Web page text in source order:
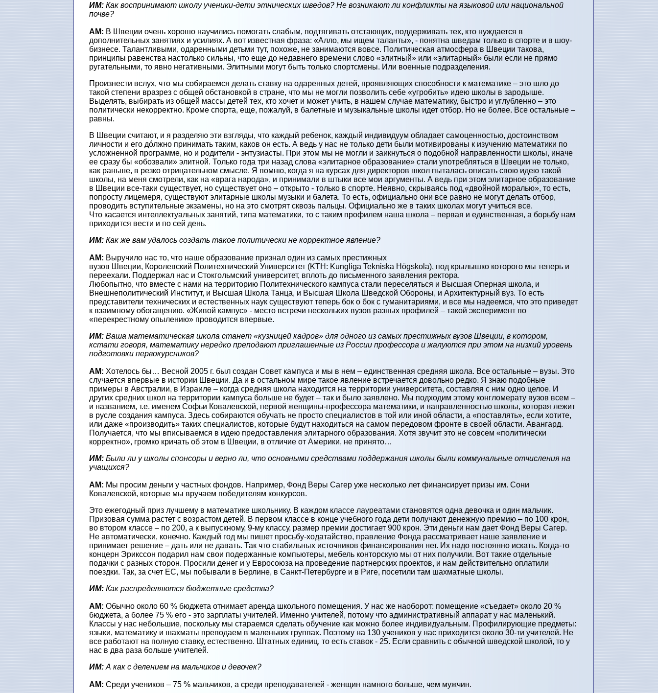
ИМ: Как воспринимают школу ученики-дети этнических шведов? Не возникают ли конфликты на языковой или национальной
почве?
АМ: В Швеции очень хорошо научились помогать слабым, подтягивать отстающих, поддерживать тех, кто нуждается в
дополнительных занятиях и усилиях. А вот известная фраза: «Алло, мы ищем таланты», - понятна шведам только в спорте и в шоу-
бизнесе. Талантливыми, одаренными детьми тут, похоже, не занимаются вовсе. Политическая атмосфера в Швеции такова,
принципы равенства настолько сильны, что еще до недавнего времени слово «элитный» или «элитарный» были если не прямо
ругательными, то явно негативными. Элитными могут быть только спортсмены. Или военные подразделения.
Произнести вслух, что мы собираемся делать ставку на одаренных детей, проявляющих способности к математике – это шло до
такой степени вразрез с общей обстановкой в стране, что мы не могли позволить себе «угробить» идею школы в зародыше.
Выделять, выбирать из общей массы детей тех, кто хочет и может учить, в нашем случае математику, быстро и углубленно – это
политически некорректно. Кроме спорта, еще, пожалуй, в балетные и музыкальные школы идет отбор. Но не более. Все остальные –
равны.
В Швеции считают, и я разделяю эти взгляды, что каждый ребенок, каждый индивидуум обладает самоценностью, достоинством
личности и его дóлжно принимать таким, каков он есть. А ведь у нас не только дети были мотивированы к изучению математики по
усложненной программе, но и родители - энтузиасты. При этом мы не могли и заикнуться о подобной направленности школы, иначе
ее сразу бы «обозвали» элитной. Только года три назад слова «элитарное образование» стали употребляться в Швеции не только,
как раньше, в резко отрицательном смысле. Я помню, когда я на курсах для директоров школ пыталась описать свою идею такой
школы, на меня смотрели, как на «врага народа», и принимали в штыки все мои аргументы. А ведь при этом элитарное образование
в Швеции все-таки существует, но существует оно – открыто - только в спорте. Неявно, скрываясь под «двойной моралью», то есть,
попросту лицемеря, существуют элитарные школы музыки и балета. То есть, официально они все равно не могут делать отбор,
проводить вступительные экзамены, но на это смотрят сквозь пальцы. Официально же в таких школах могут учиться все.
Что касается интеллектуальных занятий, типа математики, то с таким профилем наша школа – первая и единственная, а борьбу нам
приходится вести и по сей день.
ИМ: Как же вам удалось создать такое политически не корректное явление?
АМ: Выручило нас то, что наше образование признал один из самых престижных
вузов Швеции, Королевский Политехнический Университет (KTH: Kungliga Tekniska Högskola), под крылышко которого мы теперь и
переехали. Поддержал нас и Стокгольмский университет, вплоть до письменного заявления ректора.
Любопытно, что вместе с нами на территорию Политехнического кампуса стали переселяться и Высшая Оперная школа, и
Внешнеполитический Институт, и Высшая Школа Танца, и Высшая Школа Шведской Обороны, и Архитектурный вуз. То есть
представители технических и естественных наук существуют теперь бок о бок с гуманитариями, и все мы надеемся, что это приведет
к взаимному обогащению. «Живой кампус» - место встречи нескольких вузов разных профилей – такой эксперимент по
«перекрестному опылению» проводится впервые.
ИМ: Ваша математическая школа станет «кузницей кадров» для одного из самых престижных вузов Швеции, в котором,
кстати говоря, математику нередко преподают приглашенные из России профессора и жалуются при этом на низкий уровень
подготовки первокурсников?
АМ: Хотелось бы… Весной 2005 г. был создан Совет кампуса и мы в нем – единственная средняя школа. Все остальные – вузы. Это
случается впервые в истории Швеции. Да и в остальном мире такое явление встречается довольно редко. Я знаю подобные
примеры в Австралии, в Израиле – когда средняя школа находится на территории университета, составляя с ним одно целое. И
других средних школ на территории кампуса больше не будет – так и было заявлено. Мы подходим этому конгломерату вузов всем –
и названием, т.е. именем Софьи Ковалевской, первой женщины-профессора математики, и направленностью школы, которая лежит
в русле создания кампуса. Здесь собираются обучать не просто специалистов в той или иной области, а «поставлять», если хотите,
или даже «производить» таких специалистов, которые будут находиться на самом передовом фронте в своей области. Авангард.
Получается, что мы вписываемся в идею предоставления элитарного образования. Хотя звучит это не совсем «политически
корректно», громко кричать об этом в Швеции, в отличие от Америки, не принято…
ИМ: Были ли у школы спонсоры и верно ли, что основными средствами поддержания школы были коммунальные отчисления на
учащихся?
АМ: Мы просим деньги у частных фондов. Например, Фонд Веры Сагер уже несколько лет финансирует призы им. Сони
Ковалевской, которые мы вручаем победителям конкурсов.
Это ежегодный приз лучшему в математике школьнику. В каждом классе лауреатами становятся одна девочка и один мальчик.
Призовая сумма растет с возрастом детей. В первом классе в конце учебного года дети получают денежную премию – по 100 крон,
во втором классе – по 200, а к выпускному, 9-му классу, размер премии достигает 900 крон. Эти деньги нам дает Фонд Веры Сагер.
Не автоматически, конечно. Каждый год мы пишет просьбу-ходатайство, правление Фонда рассматривает наше заявление и
принимает решение – дать или не давать. Так что стабильных источников финансирования нет. Их надо постоянно искать. Когда-то
концерн Эрикссон подарил нам свои подержанные компьютеры, мебель конторскую мы от них получили. Вот такие отдельные
подачки с разных сторон. Просили денег и у Евросоюза на проведение партнерских проектов, и нам действительно оплатили
поездки. Так, за счет ЕС, мы побывали в Берлине, в Санкт-Петербурге и в Риге, посетили там шахматные школы.
ИМ: Как распределяются бюджетные средства?
АМ: Обычно около 60 % бюджета отнимает аренда школьного помещения. У нас же наоборот: помещение «съедает» около 20 %
бюджета, а более 75 % его - это зарплаты учителей. Именно учителей, потому что административный аппарат у нас маленький.
Классы у нас небольшие, поскольку мы стараемся сделать обучение как можно более индивидуальным. Профилирующие предметы:
языки, математику и шахматы преподаем в маленьких группах. Поэтому на 130 учеников у нас приходится около 30-ти учителей. Не
все работают на полную ставку, естественно. Штатных единиц, то есть ставок - 25. Если сравнить с обычной шведской школой, то у
нас в два раза больше учителей.
ИМ: А как с делением на мальчиков и девочек?
АМ: Среди учеников – 75 % мальчиков, а среди преподавателей - женщин намного больше, чем мужчин.